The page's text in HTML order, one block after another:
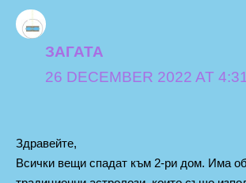
ЗАГАТА
26 DECEMBER 2022 AT
Здравейте,
Всички вещи спадат към 2-ри дом. Има